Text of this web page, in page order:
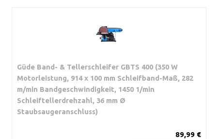
Güde Band- & Tellerschleifer GBTS 400 (350 W
Motorleistung, 914 x 100 mm Schleifband-Maß, 282
m/min Bandgeschwindigkeit, 1450 1/min
Schleiftellerdrehzahl, 36 mm Ø
Staubsaugeranschluss)
89,99 €